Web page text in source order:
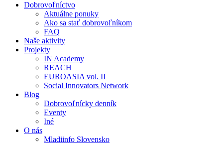
Dobrovoľníctvo
Aktuálne ponuky
Ako sa stať dobrovoľníkom
FAQ
Naše aktivity
Projekty
IN Academy
REACH
EUROASIA vol. II
Social Innovators Network
Blog
Dobrovoľnícky denník
Eventy
Iné
O nás
Mladiinfo Slovensko